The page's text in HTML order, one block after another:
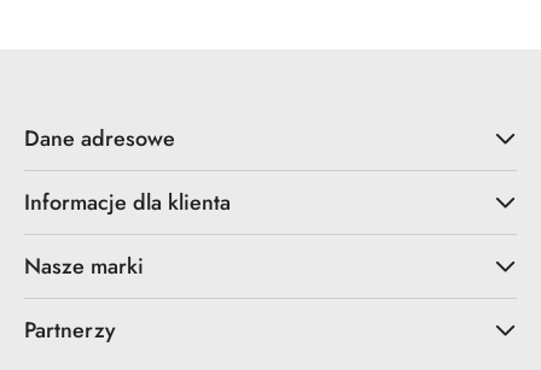
Dane adresowe
Informacje dla klienta
Nasze marki
Partnerzy